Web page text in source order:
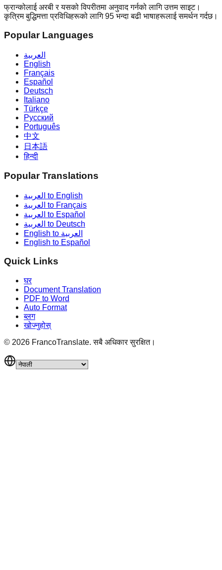
फ्रान्कोलाई अरबी र यसको विपरीतमा अनुवाद गर्नको लागि उत्तम साइट।
कृत्रिम बुद्धिमत्ता प्रविधिहरूको लागि 95 भन्दा बढी भाषाहरूलाई समर्थन गर्दछ।
Popular Languages
العربية
English
Français
Español
Deutsch
Italiano
Türkçe
Русский
Português
中文
日本語
हिन्दी
Popular Translations
العربية to English
العربية to Français
العربية to Español
العربية to Deutsch
English to العربية
English to Español
Quick Links
घर
Document Translation
PDF to Word
Auto Format
ब्लग
खोज्नुहोस्
© 2026 FrancoTranslate.सबै अधिकार सुरक्षित।